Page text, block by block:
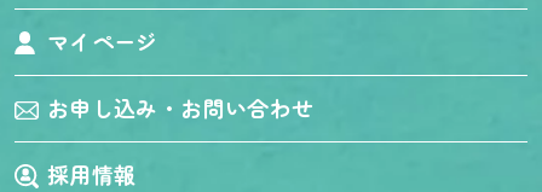
マイページ
お申し込み・お問い合わせ
採用情報